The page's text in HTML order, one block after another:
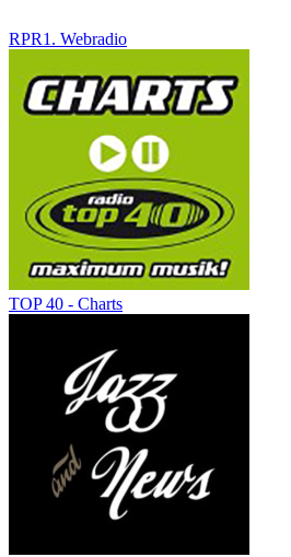
RPR1. Webradio
TOP 40 - Charts